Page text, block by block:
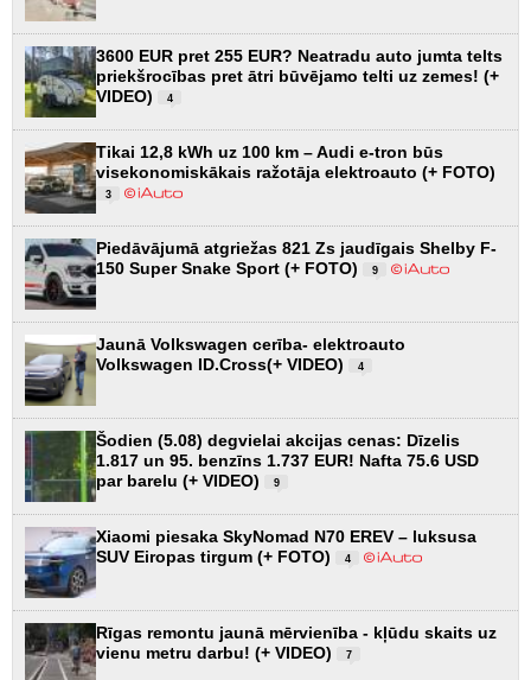
3600 EUR pret 255 EUR? Neatradu auto jumta telts
priekšrocības pret ātri būvējamo telti uz zemes! (+
VIDEO)
4
Tikai 12,8 kWh uz 100 km – Audi e-tron būs
visekonomiskākais ražotāja elektroauto (+ FOTO)
3
Piedāvājumā atgriežas 821 Zs jaudīgais Shelby F-
150 Super Snake Sport (+ FOTO)
9
Jaunā Volkswagen cerība- elektroauto
Volkswagen ID.Cross(+ VIDEO)
4
Šodien (5.08) degvielai akcijas cenas: Dīzelis
1.817 un 95. benzīns 1.737 EUR! Nafta 75.6 USD
par barelu (+ VIDEO)
9
Xiaomi piesaka SkyNomad N70 EREV – luksusa
SUV Eiropas tirgum (+ FOTO)
4
Rīgas remontu jaunā mērvienība - kļūdu skaits uz
vienu metru darbu! (+ VIDEO)
7